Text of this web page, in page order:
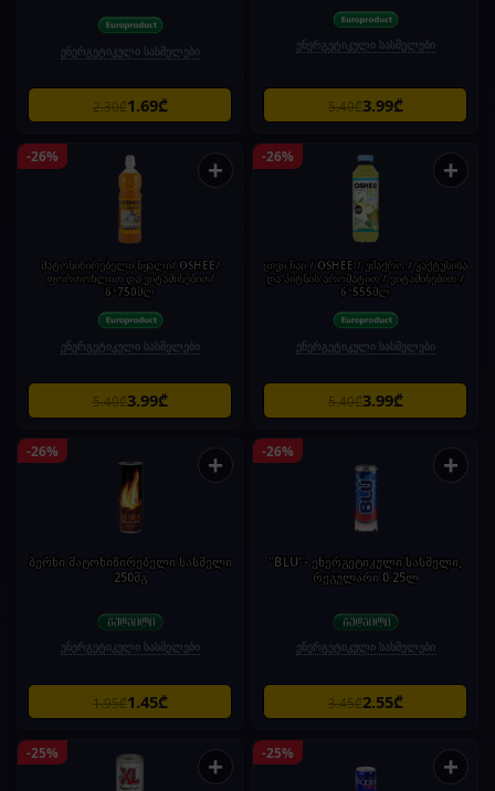
ენერგეტიკული სასმელები
2.30₾1.69₾
ენერგეტიკული სასმელები
5.40₾3.99₾
-26% +
მატონიზირებელი წყალი/ OSHEE/
ფორთოხლით და ვიტამინებით/
6*750მლ
ენერგეტიკული სასმელები
5.40₾3.99₾
-26% +
ცივი ჩაი / OSHEE / უშაქრო / კაქტუსისა
და პიტნის არომატით / ვიტამინებით /
6*555მლ
ენერგეტიკული სასმელები
5.40₾3.99₾
-26% +
ბერნი მატონიზირებელი სასმელი
250მგ
ენერგეტიკული სასმელები
1.95₾1.45₾
-26% +
"BLU"- ენერგეტიკული სასმელი,
რეგულარი 0.25ლ
ენერგეტიკული სასმელები
3.45₾2.55₾
-25% + -25% +